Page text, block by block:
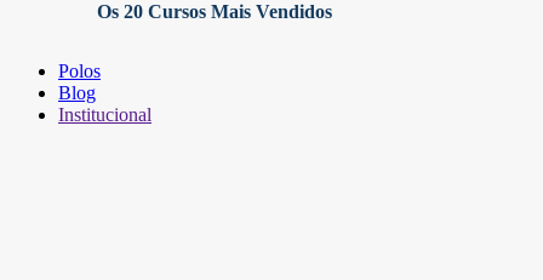
Os 20 Cursos Mais Vendidos
Polos
Blog
Institucional